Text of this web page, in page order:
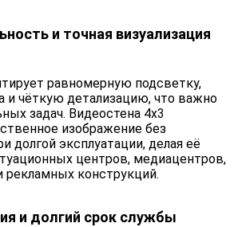
и точная визуализация
равномерную подсветку,
чёткую детализацию, что важно
задач. Видеостена 4х3
изображение без
долгой эксплуатации, делая её
центров, медиацентров,
конструкций.
и долгий срок службы